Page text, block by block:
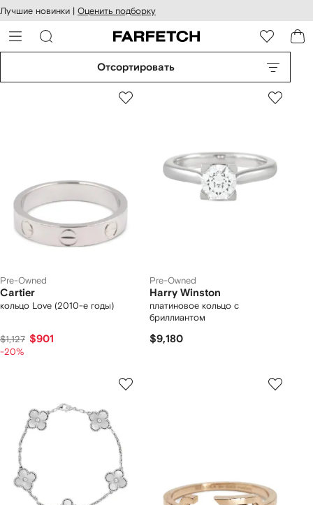
к
Лучшие новинки | Оценить подборку
Отсортировать
Pre-Owned
Cartier
кольцо Love (2010-е годы)
$1,127 $901
-20%
Pre-Owned
Harry Winston
платиновое кольцо с
бриллиантом
$9,180